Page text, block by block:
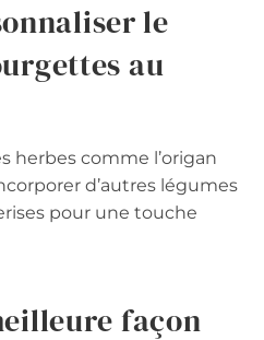
le
au
herbes comme l’origan
d’autres légumes
pour une touche
façon